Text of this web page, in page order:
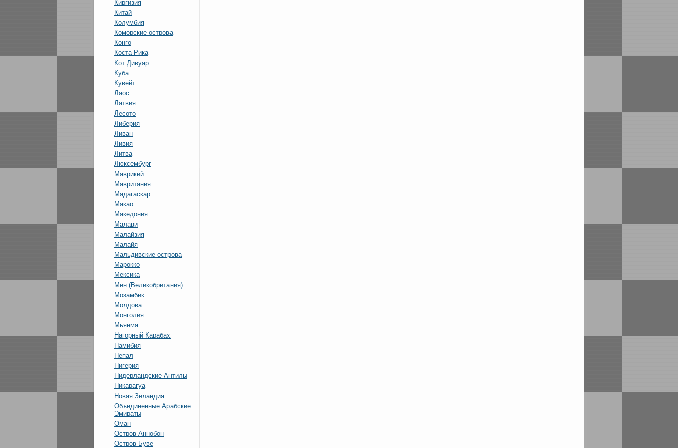
Киргизия
Китай
Колумбия
Коморские острова
Конго
Коста-Рика
Кот Дивуар
Куба
Кувейт
Лаос
Латвия
Лесото
Либерия
Ливан
Ливия
Литва
Люксембург
Маврикий
Мавритания
Мадагаскар
Макао
Македония
Малави
Малайзия
Малайя
Мальдивские острова
Марокко
Мексика
Мен (Великобритания)
Мозамбик
Молдова
Монголия
Мьянма
Нагорный Карабах
Намибия
Непал
Нигерия
Нидерландские Антилы
Никарагуа
Новая Зеландия
Объединенные Арабские
Эмираты
Оман
Остров Аннобон
Остров Буве